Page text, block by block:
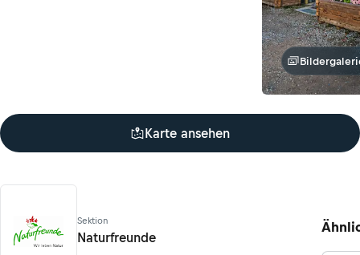
Karte ansehen
Sektion
Naturfreunde